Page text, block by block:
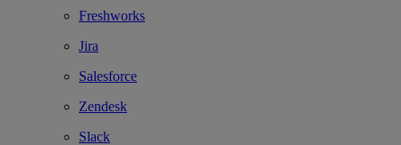
Freshworks
Jira
Salesforce
Zendesk
Slack